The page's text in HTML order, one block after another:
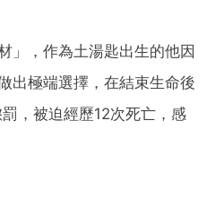
」，作為土湯匙出生的他因
出極端選擇，在結束生命後
，被迫經歷12次死亡，感